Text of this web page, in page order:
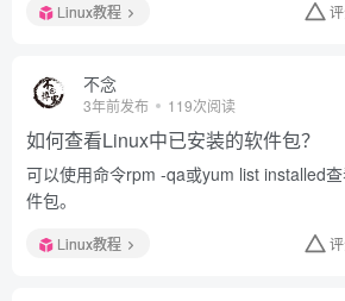
Linux教程
不念
3年前发布 119次阅读
如何查看Linux中已安装的软件包？
可以使用命令rpm -qa或yum list installed
件包。
Linux教程